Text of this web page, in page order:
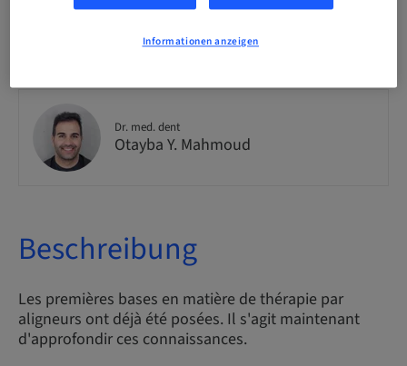
Referenten-Informationen
Dr. med. dent
Otayba Y. Mahmoud
Beschreibung
Les premières bases en matière de thérapie par
aligneurs ont déjà été posées. Il s'agit maintenant
d'approfondir ces connaissances.
Informationen anzeigen